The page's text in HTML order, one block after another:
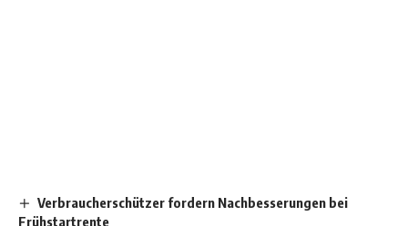
Verbraucherschützer fordern Nachbesserungen bei
Frühstartrente